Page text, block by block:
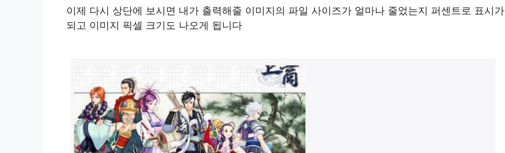
이제 다시 상단에 보시면 내가 출력해줄 이미지의 파일 사이즈가 얼마나 줄었는지 퍼센트로 표시가
되고 이미지 픽셀 크기도 나오게 됩니다